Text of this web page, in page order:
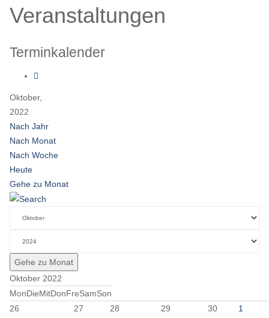
Veranstaltungen
Terminkalender
Oktober,
2022
Nach Jahr
Nach Monat
Nach Woche
Heute
Gehe zu Monat
Gehe zu Monat
Oktober 2022
MonDieMitDonFreSamSon
26
27 28 29 30
1